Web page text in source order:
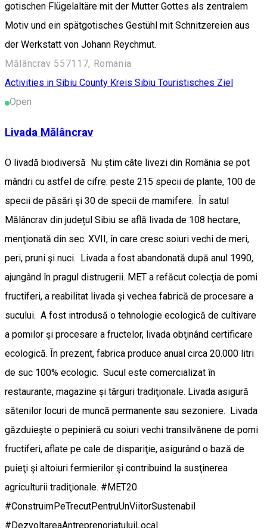
gotischen Flügelaltäre mit der Mutter Gottes als zentralem
Motiv und ein spätgotisches Gestühl mit Schnitzereien aus
der Werkstatt von Johann Reychmut.
Mălâncrav 557117, Romania
Activities in Sibiu County Kreis Sibiu Touristisches Ziel
Open
Livada Mălâncrav
O livadă biodiversă Nu știm câte livezi din România se pot
mândri cu astfel de cifre: peste 215 specii de plante, 100 de
specii de păsări şi 30 de specii de mamifere. În satul
Mălâncrav din județul Sibiu se află livada de 108 hectare,
menţionată din sec. XVII, în care cresc soiuri vechi de meri,
peri, pruni şi nuci. Livada a fost abandonată după anul 1990,
ajungând în pragul distrugerii. MET a refăcut colecţia de pomi
fructiferi, a reabilitat livada şi vechea fabrică de procesare a
sucului. A fost introdusă o tehnologie ecologică de cultivare
a pomilor şi procesare a fructelor, livada obţinând certificare
ecologică. În prezent, fabrica produce anual circa 20.000 litri
de suc 100% ecologic. Sucul este comercializat în
restaurante, magazine și târguri tradiţionale. Livada asigură
sătenilor locuri de muncă permanente sau sezoniere. Livada
găzduiește o pepinieră cu soiuri vechi transilvănene de pomi
fructiferi, aflate pe cale de dispariţie, asigurând o bază de
puieţi şi altoiuri fermierilor şi contribuind la susţinerea
agriculturii tradiţionale. #MET20
#ConstruimPeTrecutPentruUnViitorSustenabil
#DezvoltareaAntreprenoriatuluiLocal